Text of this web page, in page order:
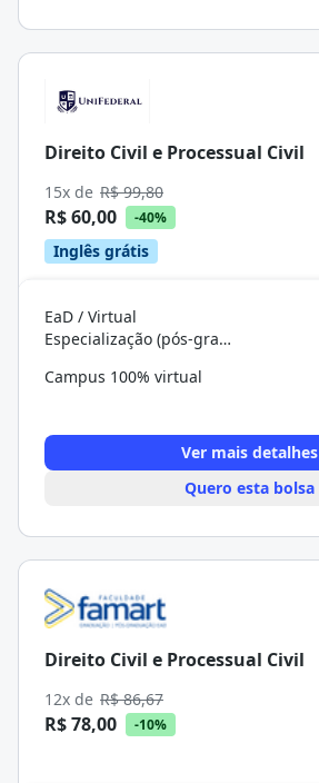
Direito Civil e Processual Civil
15x de R$ 99,80
R$ 60,00 -40%
Inglês grátis
EaD / Virtual
Especialização (pós-graduação)
Campus 100% virtual
Ver mais detalhes
Quero esta bolsa
Direito Civil e Processual Civil
12x de R$ 86,67
R$ 78,00 -10%